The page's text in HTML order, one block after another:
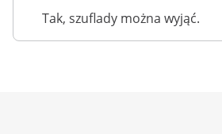
Tak, szuflady można wyjąć.